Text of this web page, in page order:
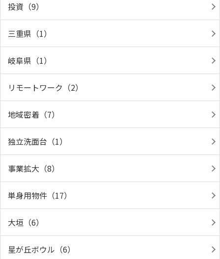
投資（9）
三重県（1）
岐阜県（1）
リモートワーク（2）
地域密着（7）
独立洗面台（1）
事業拡大（8）
単身用物件（17）
大垣（6）
星が丘ボウル（6）